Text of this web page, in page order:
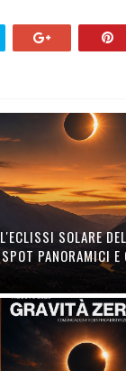
SOLARE
PANORAMICI E